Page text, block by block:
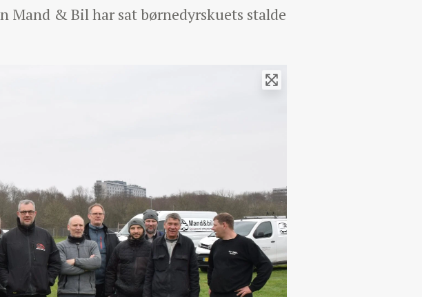
& Bil har sat børnedyrskuets stalde